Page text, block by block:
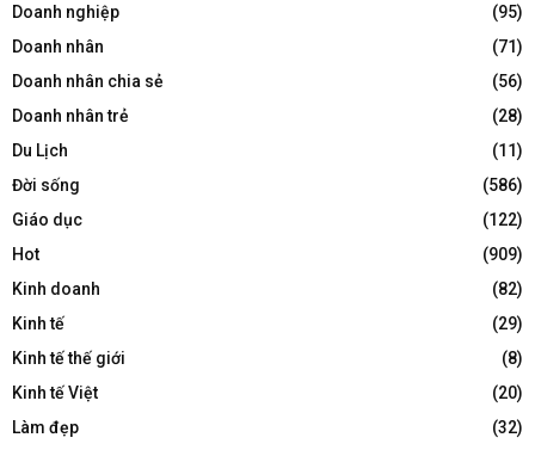
Doanh nghiệp
(95)
Doanh nhân
(71)
Doanh nhân chia sẻ
(56)
Doanh nhân trẻ
(28)
Du Lịch
(11)
Đời sống
(586)
Giáo dục
(122)
Hot
(909)
Kinh doanh
(82)
Kinh tế
(29)
Kinh tế thế giới
(8)
Kinh tế Việt
(20)
Làm đẹp
(32)